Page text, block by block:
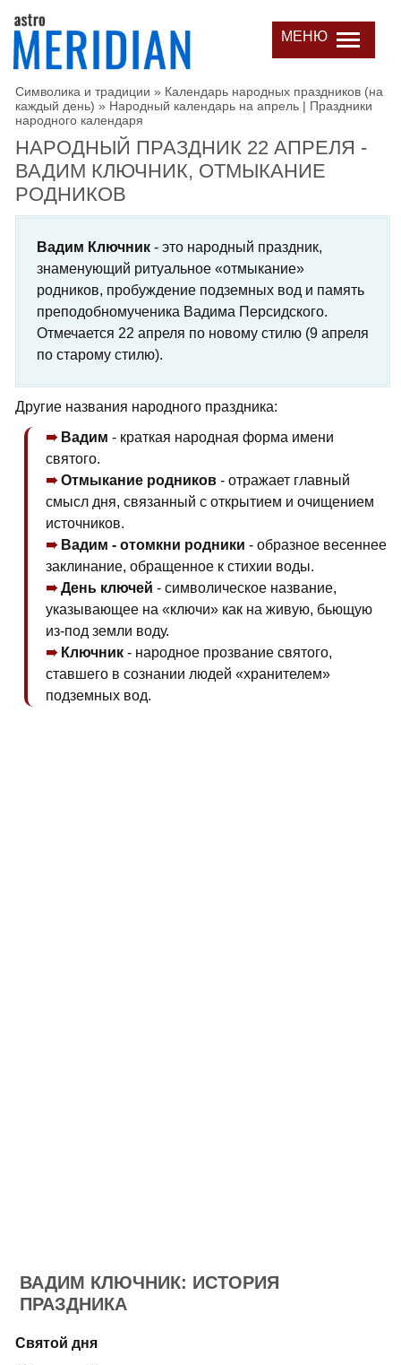
МЕНЮ
Символика и традиции » Календарь народных праздников (на
каждый день) » Народный календарь на апрель | Праздники
народного календаря
НАРОДНЫЙ ПРАЗДНИК 22 АПРЕЛЯ -
ВАДИМ КЛЮЧНИК, ОТМЫКАНИЕ
РОДНИКОВ
Вадим Ключник - это народный праздник,
знаменующий ритуальное «отмыкание»
родников, пробуждение подземных вод и память
преподобномученика Вадима Персидского.
Отмечается 22 апреля по новому стилю (9 апреля
по старому стилю).
Другие названия народного праздника:
Вадим - краткая народная форма имени
святого.
Отмыкание родников - отражает главный
смысл дня, связанный с открытием и очищением
источников.
Вадим - отомкни родники - образное весеннее
заклинание, обращенное к стихии воды.
День ключей - символическое название,
указывающее на «ключи» как на живую, бьющую
из-под земли воду.
Ключник - народное прозвание святого,
ставшего в сознании людей «хранителем»
подземных вод.
ВАДИМ КЛЮЧНИК: ИСТОРИЯ
ПРАЗДНИКА
Святой дня